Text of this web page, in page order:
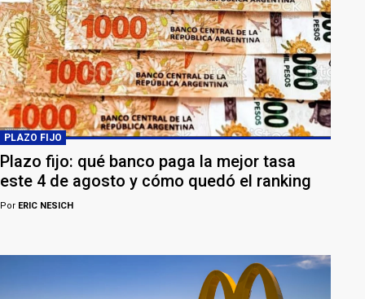
PLAZO FIJO
Plazo fijo: qué banco paga la mejor tasa
este 4 de agosto y cómo quedó el ranking
Por ERIC NESICH